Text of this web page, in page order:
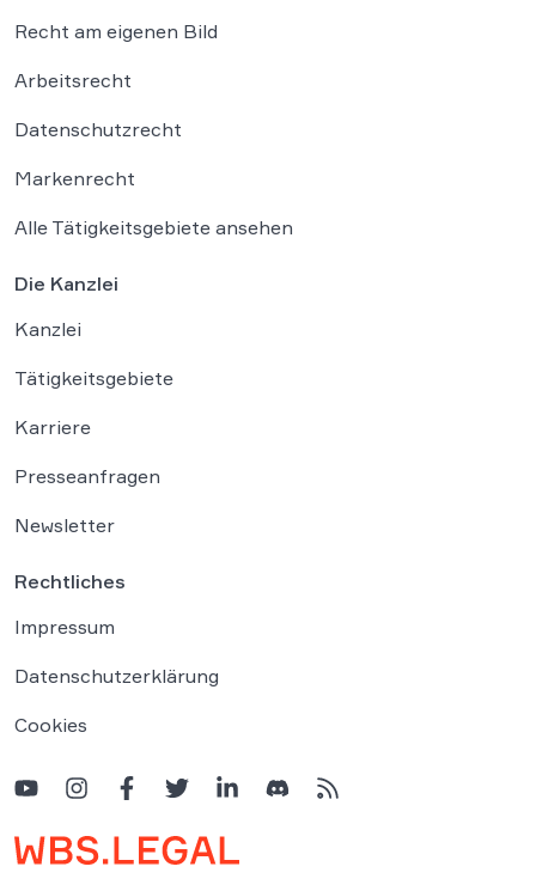
Recht am eigenen Bild
Arbeitsrecht
Datenschutzrecht
Markenrecht
Alle Tätigkeitsgebiete ansehen
Die Kanzlei
Kanzlei
Tätigkeitsgebiete
Karriere
Presseanfragen
Newsletter
Rechtliches
Impressum
Datenschutzerklärung
Cookies